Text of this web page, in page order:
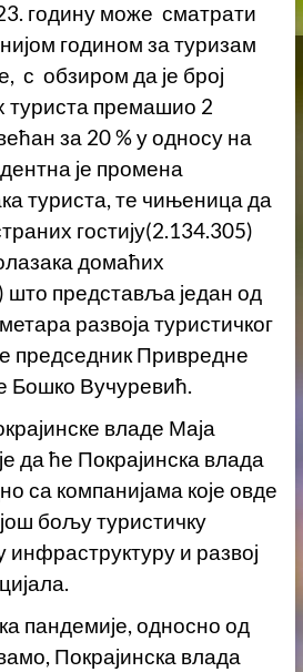
годину може сматрати
годином за туризам
с обзиром да је број
туриста премашио 2
за 20 % у односу на
је промена
туриста, те чињеница да
гостију(2.134.305)
домаћих
што представља један од
развоја туристичког
председник Привредне
Бошко Вучуревић.
владе Маја
да ће Покрајинска влада
са компанијама које овде
бољу туристичку
инфраструктуру и развој
пандемије, односно од
Покрајинска влада